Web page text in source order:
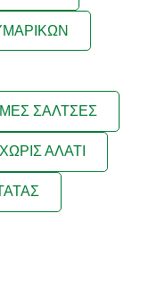
ΣΑΛΤΣΕΣ
ΑΛΑΤΙ